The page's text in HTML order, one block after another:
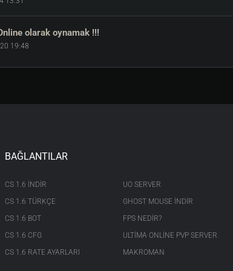
olarak oynamak !!!
19:48
BAĞLANTILAR
CS 1.6 INDIR
CS 1.6 TÜRKÇE
CS 1.6 BOT
CS 1.6 CFG
CS 1.6 RATE AYARLARI
UO SERVER
GHOST MOUSE INDIR
FPS NEDIR?
ULTIMA ONLINE PVP SERVER
MAKROMAN